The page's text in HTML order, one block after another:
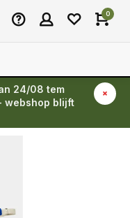
0
24/08 tem
webshop blijft